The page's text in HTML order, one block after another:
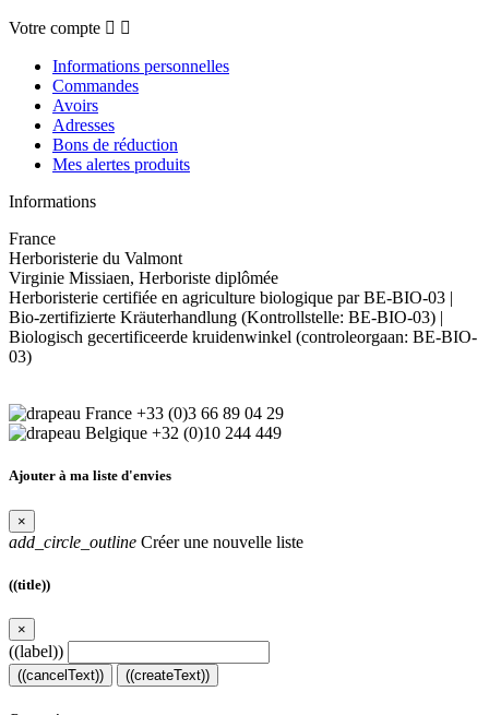
Votre compte  
Informations personnelles
Commandes
Avoirs
Adresses
Bons de réduction
Mes alertes produits
Informations
France
Herboristerie du Valmont
Virginie Missiaen, Herboriste diplômée
Herboristerie certifiée en agriculture biologique par BE-BIO-03 |
Bio-zertifizierte Kräuterhandlung (Kontrollstelle: BE-BIO-03) |
Biologisch gecertificeerde kruidenwinkel (controleorgaan: BE-BIO-
03)
+33 (0)3 66 89 04 29
+32 (0)10 244 449
Ajouter à ma liste d'envies
×
add_circle_outline Créer une nouvelle liste
((title))
×
((label))
((cancelText)) ((createText))